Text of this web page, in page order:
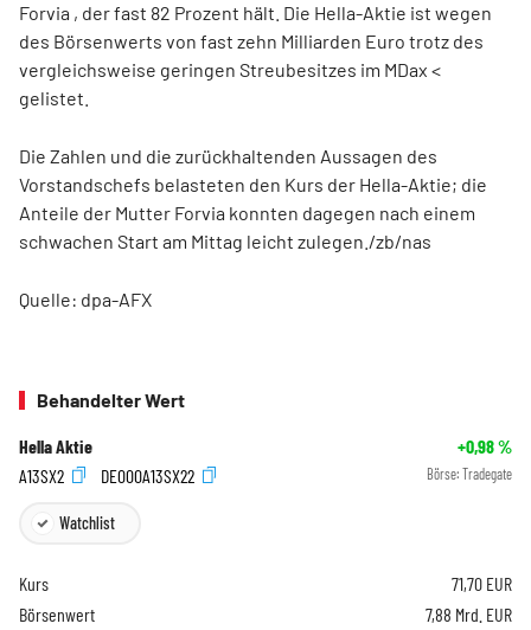
Forvia , der fast 82 Prozent hält. Die Hella-Aktie ist wegen
des Börsenwerts von fast zehn Milliarden Euro trotz des
vergleichsweise geringen Streubesitzes im MDax <
gelistet.
Die Zahlen und die zurückhaltenden Aussagen des
Vorstandschefs belasteten den Kurs der Hella-Aktie; die
Anteile der Mutter Forvia konnten dagegen nach einem
schwachen Start am Mittag leicht zulegen./zb/nas
Quelle: dpa-AFX
Behandelter Wert
Hella Aktie +0,98%
A13SX2
DE000A13SX22 Börse: Tradegate
Watchlist
Kurs 71,70 EUR
Börsenwert
7,88 Mrd. EUR